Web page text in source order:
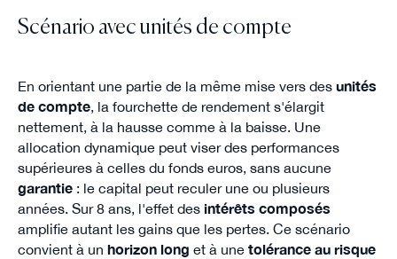
Scénario avec unités de compte
En orientant une partie de la même mise vers des unités
de compte, la fourchette de rendement s'élargit
nettement, à la hausse comme à la baisse. Une
allocation dynamique peut viser des performances
supérieures à celles du fonds euros, sans aucune
garantie: le capital peut reculer une ou plusieurs
années. Sur 8 ans, l'effet des intérêts composés
amplifie autant les gains que les pertes. Ce scénario
convient à un horizon long et à une tolérance au risque